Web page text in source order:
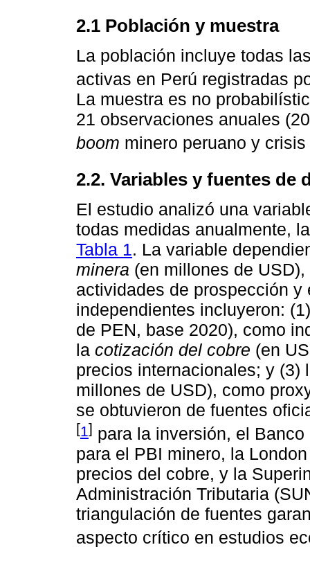
2.1 Población y muestra
La población incluye todas
activas en Perú registradas
La muestra es no
21 observaciones anuales
boom minero peruano y
2.2. Variables y fuentes de
El estudio analizó una
todas medidas anualmente,
Tabla 1 . La variable
minera (en millones de
actividades de prospección
independientes incluyeron:
de PEN, base 2020), como
la cotización del cobre (en
precios internacionales; y (3)
millones de USD), como
se obtuvieron de fuentes
[1] para la inversión, el
para el PBI minero, la
precios del cobre, y la
Administración Tributaria
triangulación de fuentes
aspecto crítico en estudios